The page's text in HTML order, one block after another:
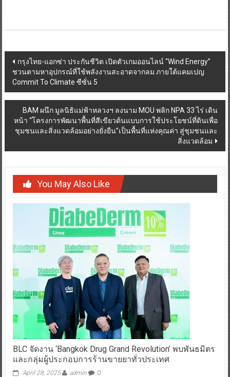
Post
navigation
กรุงไทย-แอกซ่า ประกันชีวิต เปิดตัวเกมออนไลน์ “Wind Energy”
ชวนตามหาอุปกรณ์ที่ใช้พลังงานสะอาดจากลม ภายใต้แคมเปญ
Commit To Climate ซีซั่น 5
BAM ผนึก มูลนิธิแม่ฟ้าหลวงฯ ลงนาม MOU พลิก NPA 33 ไร่ เดิน
หน้า “โครงการพัฒนาพื้นที่สีเขียวต้นแบบการใช้ประโยชน์ที่ดินเพื่อ
ชุมชนและสิ่งแวดล้อมอย่างยั่งยืน”เป็นพื้นที่แห่งคุณค่า สู่ชุมชนและ
สิ่งแวดล้อม
You May Also Like
BLC จัดงาน ‘Bangkok Drug Grand Revolution’ พบพันธมิตร
และกลุ่มผู้ประกอบการร้านขายยาทั่วประเทศ
April 28, 2025 admin 0